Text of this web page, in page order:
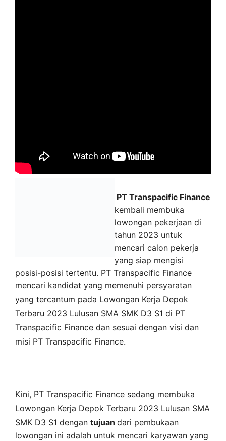
PT Transpacific Finance
kembali membuka
lowongan pekerjaan di
tahun 2023 untuk
mencari calon pekerja
yang siap mengisi
posisi-posisi tertentu. PT Transpacific Finance
mencari kandidat yang memenuhi persyaratan
yang tercantum pada Lowongan Kerja Depok
Terbaru 2023 Lulusan SMA SMK D3 S1 di PT
Transpacific Finance dan sesuai dengan visi dan
misi PT Transpacific Finance.
Kini, PT Transpacific Finance sedang membuka
Lowongan Kerja Depok Terbaru 2023 Lulusan SMA
SMK D3 S1 dengan tujuan dari pembukaan
lowongan ini adalah untuk mencari karyawan yang